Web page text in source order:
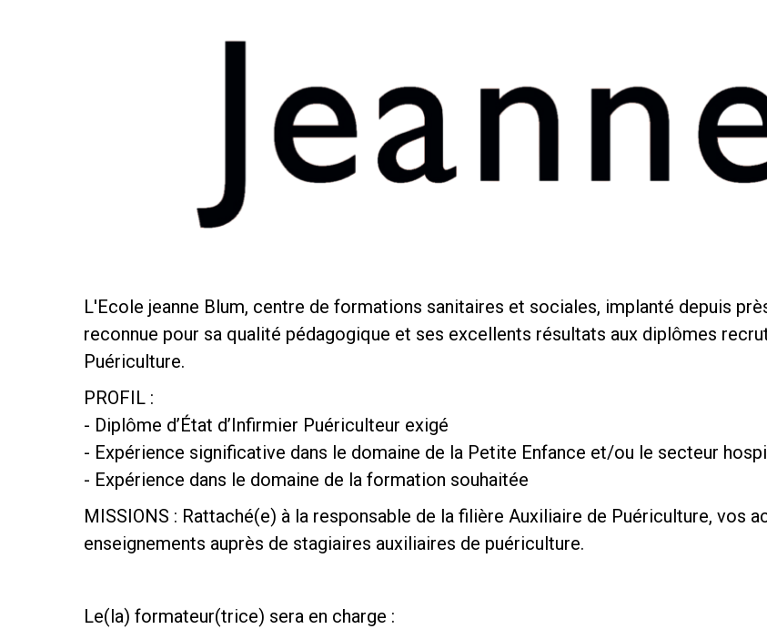
L'Ecole jeanne Blum, centre de formations sanitaires et sociales, implanté depuis
reconnue pour sa qualité pédagogique et ses excellents résultats aux diplômes
Puériculture.
PROFIL :
- Diplôme d’État d’Infirmier Puériculteur exigé
- Expérience significative dans le domaine de la Petite Enfance et/ou le secteur
- Expérience dans le domaine de la formation souhaitée
MISSIONS : Rattaché(e) à la responsable de la filière Auxiliaire de Puériculture, vos
enseignements auprès de stagiaires auxiliaires de puériculture.
Le(la) formateur(trice) sera en charge :